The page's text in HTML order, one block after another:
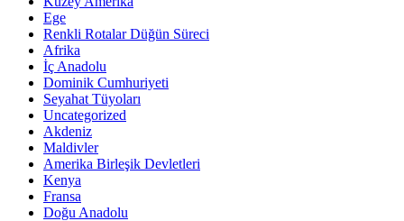
Ege
Renkli Rotalar Düğün Süreci
Afrika
İç Anadolu
Dominik Cumhuriyeti
Seyahat Tüyoları
Uncategorized
Akdeniz
Maldivler
Amerika Birleşik Devletleri
Kenya
Fransa
Doğu Anadolu